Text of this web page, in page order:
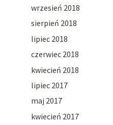
wrzesień 2018
sierpień 2018
lipiec 2018
czerwiec 2018
kwiecień 2018
lipiec 2017
maj 2017
kwiecień 2017